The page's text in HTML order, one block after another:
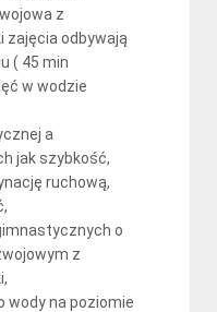
z
zajęcia odbywają
( 45 min
w wodzie
a
jak szybkość,
ruchową,
o
z
wody na poziomie